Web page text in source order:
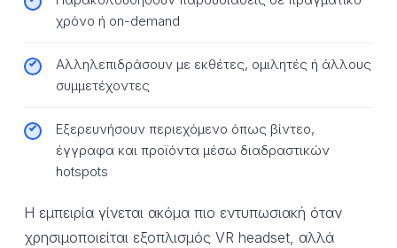
χρόνο ή on-demand
Αλληλεπιδράσουν με εκθέτες, ομιλητές ή άλλους
συμμετέχοντες
Εξερευνήσουν περιεχόμενο όπως βίντεο,
έγγραφα και προϊόντα μέσω διαδραστικών
hotspots
Η εμπειρία γίνεται ακόμα πιο εντυπωσιακή όταν
χρησιμοποιείται εξοπλισμός VR headset, αλλά